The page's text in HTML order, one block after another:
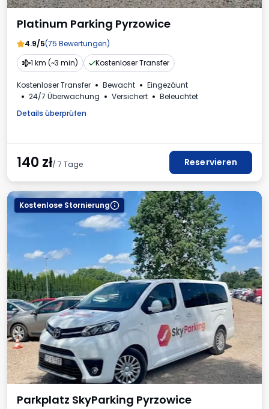
Platinum Parking Pyrzowice
4.9/5(75 Bewertungen)
1 km (~3 min)
Kostenloser Transfer
Kostenloser Transfer Bewacht
Eingezäunt
24/7 Überwachung
Versichert
Beleuchtet
Details überprüfen
140 zł/ 7 Tage Reservieren
Kostenlose Stornierung
Parkplatz SkyParking Pyrzowice